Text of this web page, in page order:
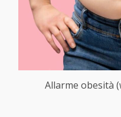
Allarme obesità